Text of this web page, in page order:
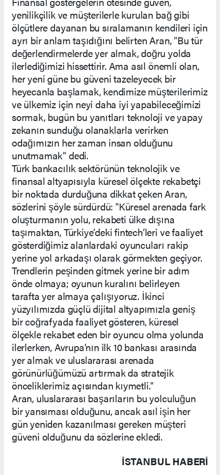
yenilikçilik ve müşterilerle kurulan bağ gibi
ölçütlere dayanan bu sıralamanın kendileri için
ayrı bir anlam taşıdığını belirten Aran, "Bu tür
değerlendirmelerde yer almak, doğru yolda
ilerlediğimizi hissettirir. Ama asıl önemli olan,
her yeni güne bu güveni tazeleyecek bir
heyecanla başlamak, kendimize müşterilerimiz
ve ülkemiz için neyi daha iyi yapabileceğimizi
sormak, bugün bu yanıtları teknoloji ve yapay
zekanın sunduğu olanaklarla verirken
odağımızın her zaman insan olduğunu
unutmamak" dedi.
Türk bankacılık sektörünün teknolojik ve
finansal altyapısıyla küresel ölçekte rekabetçi
bir noktada durduğuna dikkat çeken Aran,
sözlerini şöyle sürdürdü: "Küresel arenada fark
oluşturmanın yolu, rekabeti ülke dışına
taşımaktan, Türkiye’deki fintech’leri ve faaliyet
gösterdiğimiz alanlardaki oyuncuları rakip
yerine yol arkadaşı olarak görmekten geçiyor.
Trendlerin peşinden gitmek yerine bir adım
önde olmaya; oyunun kuralını belirleyen
tarafta yer almaya çalışıyoruz. İkinci
yüzyılımızda güçlü dijital altyapımızla geniş
bir coğrafyada faaliyet gösteren, küresel
ölçekle rekabet eden bir oyuncu olma yolunda
ilerlerken, Avrupa’nın ilk 10 bankası arasında
yer almak ve uluslararası arenada
görünürlüğümüzü artırmak da stratejik
önceliklerimiz açısından kıymetli."
Aran, uluslararası başarıların bu yolculuğun
bir yansıması olduğunu, ancak asıl işin her
gün yeniden kazanılması gereken müşteri
güveni olduğunu da sözlerine ekledi.
İSTANBUL HABERİ